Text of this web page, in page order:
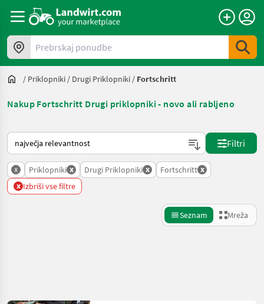
Prebrskaj ponudbe
/ Priklopniki / Drugi Priklopniki / Fortschritt
Nakup Fortschritt Drugi priklopniki - novo ali rabljeno
Tako je razvrščeno na Landwirt.com
Filtri
x Priklopniki x Drugi Priklopniki x Fortschritt x
x Izbriši vse filtre
Seznam Mreža